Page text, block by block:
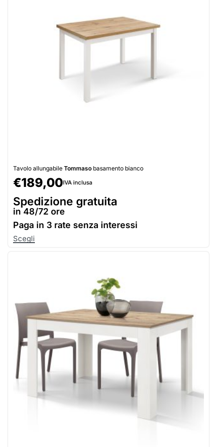
Tavolo allungabile Tommaso basamento bianco
€189,00IVA inclusa
Spedizione gratuita
in 48/72 ore
Paga in 3 rate senza interessi
Scegli